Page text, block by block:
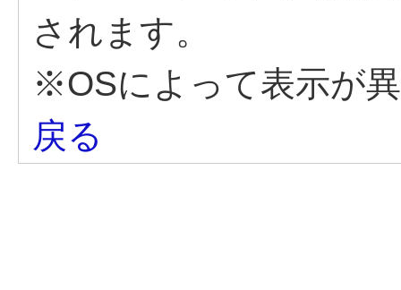
されます。
※OSによって表示が
戻る